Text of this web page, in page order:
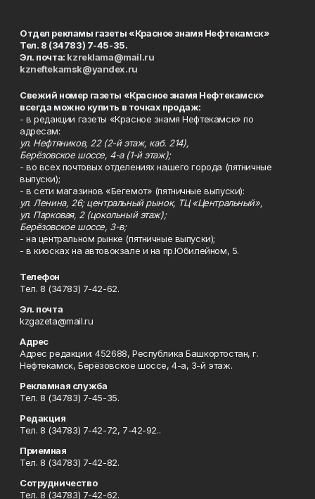
Отдел рекламы газеты «Красное знамя Нефтекамск»
Тел. 8 (34783) 7-45-35.
Эл. почта: kzreklama@mail.ru
kzneftekamsk@yandex.ru
Свежий номер газеты «Красное знамя Нефтекамск»
всегда можно купить в точках продаж:
- в редакции газеты «Красное знамя Нефтекамск» по
адресам:
ул. Нефтяников, 22 (2-й этаж, каб. 214),
Берёзовское шоссе, 4-а (1-й этаж);
- во всех почтовых отделениях нашего города (пятничные
выпуски);
- в сети магазинов «Бегемот» (пятничные выпуски):
ул. Ленина, 26; центральный рынок, ТЦ «Центральный»,
ул. Парковая, 2 (цокольный этаж);
Берёзовское шоссе, 3-в;
- на центральном рынке (пятничные выпуски);
- в киосках на автовокзале и на пр.Юбилейном, 5.
Телефон
Тел. 8 (34783) 7-42-62.
Эл. почта
kzgazeta@mail.ru
Адрес
Адрес редакции: 452688, Республика Башкортостан, г.
Нефтекамск, Берёзовское шоссе, 4-а, 3-й этаж.
Рекламная служба
Тел. 8 (34783) 7-45-35.
Редакция
Тел. 8 (34783) 7-42-72, 7-42-92..
Приемная
Тел. 8 (34783) 7-42-82.
Сотрудничество
Тел. 8 (34783) 7-42-62.